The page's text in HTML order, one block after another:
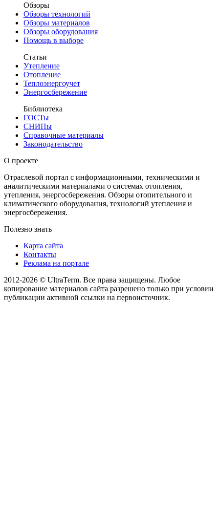
Обзоры
Обзоры технологий
Обзоры материалов
Обзоры оборудования
Помощь в выборе
Статьи
Утепление
Отопление
Теплоэнергоучет
Энергосбережение
Библиотека
ГОСТы
СНИПы
Справочные материалы
Законодательство
О проекте
Отраслевой портал с информационными, техническими и
аналитическими материалами о системах отопления,
утепления, энергосбережения. Обзоры отопительного и
климатического оборудования, технологий утепления и
энергосбережения.
Полезно знать
Карта сайта
Контакты
Реклама на портале
2012-2026 © UltraTerm. Все права защищены. Любое
копирование материалов сайта разрешено только при условии
публикации активной ссылки на первоисточник.